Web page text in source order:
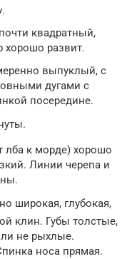
квадратный,
хорошо развит.
выпуклый, с
дугами с
посередине.
лба к морде) хорошо
Линии черепа и
широкая, глубокая,
клин. Губы толстые,
не рыхлые.
носа прямая.